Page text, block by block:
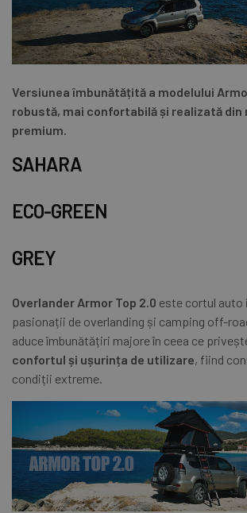
Versiunea îmbunătățită a modelului
robustă, mai confortabilă și realizată din
premium.
SAHARA
ECO-GREEN
GREY
Overlander Armor Top 2.0 este cortul auto
pasionații de overlanding și camping off-
aduce îmbunătățiri majore în ceea ce
confortul și ușurința de utilizare, fiind
condiții extreme.